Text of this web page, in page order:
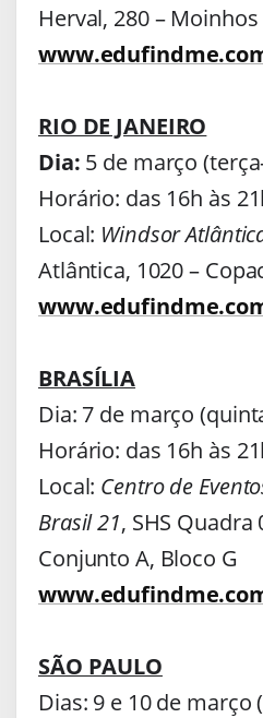
Herval, 280 –
RIO DE JANEIRO
Dia: 5 de março
Horário: das 16h às
Local: Windsor
Atlântica, 1020 –
BRASÍLIA
Dia: 7 de março
Horário: das 16h às
Local: Centro de
Brasil 21, SHS Quadra
Conjunto A, Bloco G
SÃO PAULO
Dias: 9 e 10 de março